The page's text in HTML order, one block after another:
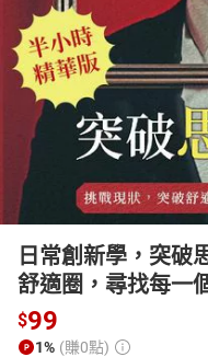
日本購物 電子/紙
HOT
日常創新學，突破
舒適圈，尋找每一
$99
1% (賺0點)